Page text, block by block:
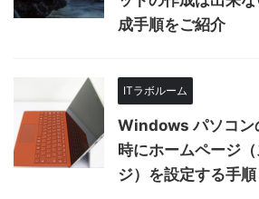
成手順をご紹介
ITラボルーム
Windows パソコン
時にホームページ
ジ）を設定する手順